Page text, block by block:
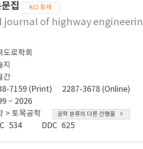
문집 KCI 등재
of highway
도로학회
지
간
7159 (Print)
2287-3678 (Online)
~ 2026
> 토목공학 공학 분류의 다른 간행물
534 DDC 625